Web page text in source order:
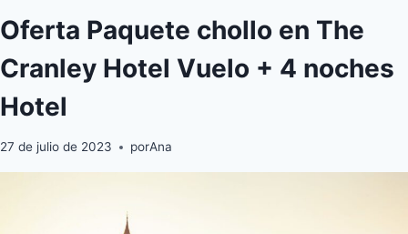
Oferta Paquete chollo en The
Cranley Hotel Vuelo + 4 noches
Hotel
27 de julio de 2023 porAna